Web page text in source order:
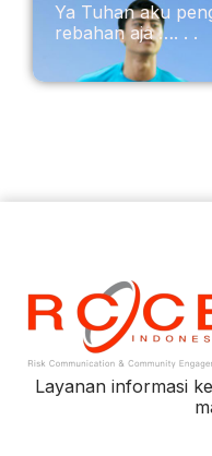
Ya Tuhan aku
rebahan aja …. . .
Layanan informasi